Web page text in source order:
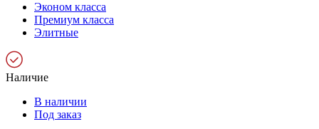
Эконом класса
Премиум класса
Элитные
Наличие
В наличии
Под заказ